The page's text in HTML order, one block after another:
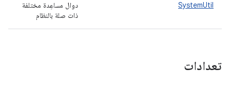
SystemUtil
دوال مساعِدة مختلفة
ذات صلة بالنظام
تعدادات